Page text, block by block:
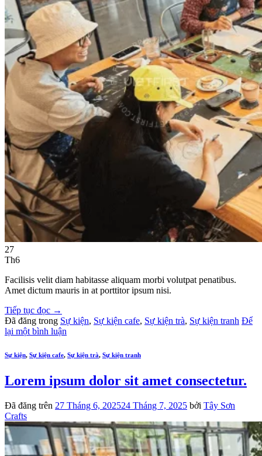
27
Th6
Facilisis velit diam habitasse aliquam morbi volutpat penatibus.
Amet dictum mauris in at porttitor ipsum nisi.
Tiếp tục đọc →
Đã đăng trong Sự kiện, Sự kiện cafe, Sự kiện trà, Sự kiện tranh Để
lại một bình luận
Sự kiện, Sự kiện cafe, Sự kiện trà, Sự kiện tranh
Lorem ipsum dolor sit amet consectetur.
Đã đăng trên 27 Tháng 6, 202524 Tháng 7, 2025 bởi Tây Sơn
Crafts